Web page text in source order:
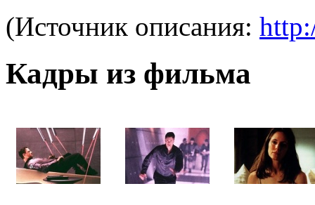
(Источник описания:
Кадры из фильма